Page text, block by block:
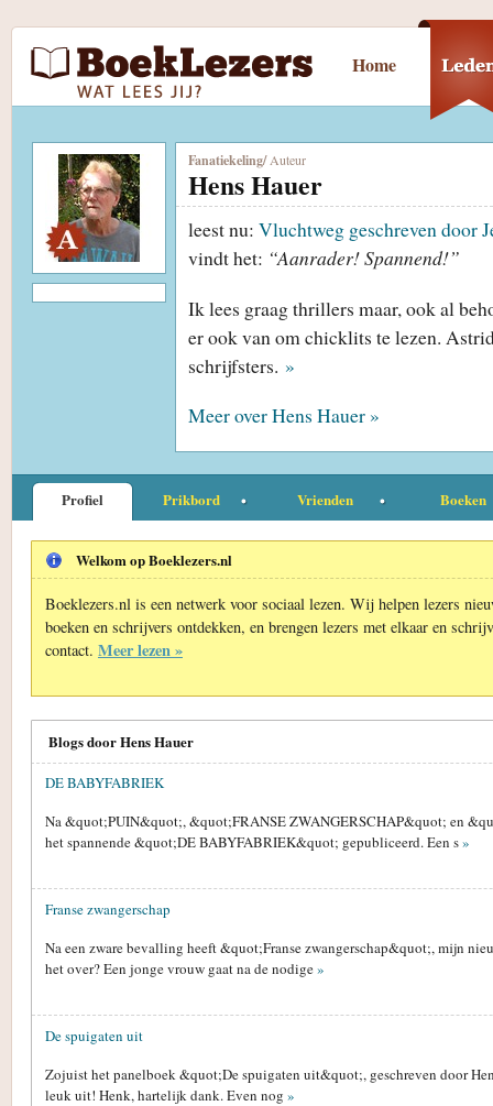
Home
Fanatiekeling/Auteur
Hens Hauer
leest nu: Vluchtweg geschreven door
vindt het: “Aanrader! Spannend!”
Ik lees graag thrillers maar, ook al
er ook van om chicklits te lezen.
schrijfsters. »
Meer over Hens Hauer »
Profiel Prikbord Vrienden Boeken
Welkom op Boeklezers.nl
Boeklezers.nl is een netwerk voor sociaal lezen. Wij helpen lezers
boeken en schrijvers ontdekken, en brengen lezers met elkaar en
contact. Meer lezen »
Blogs door Hens Hauer
DE BABYFABRIEK
Na &quot;PUIN&quot;, &quot;FRANSE ZWANGERSCHAP&quot; en
het spannende &quot;DE BABYFABRIEK&quot; gepubliceerd. Een s»
Franse zwangerschap
Na een zware bevalling heeft &quot;Franse zwangerschap&quot;, mijn
het over? Een jonge vrouw gaat na de nodige»
De spuigaten uit
Zojuist het panelboek &quot;De spuigaten uit&quot;, geschreven door
leuk uit! Henk, hartelijk dank. Even nog »